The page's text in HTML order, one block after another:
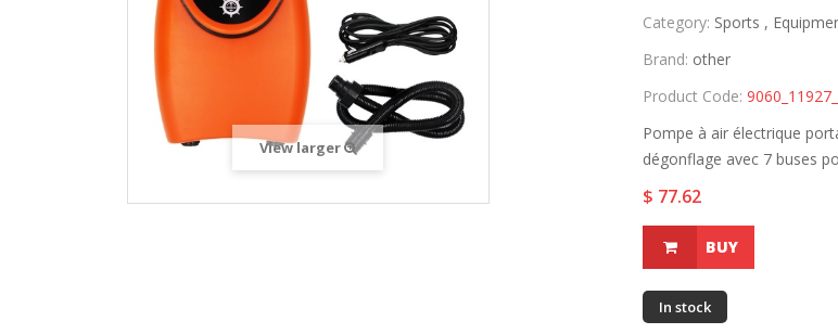
View larger
Category: Sports ,
Brand: other
Product Code:
Pompe à air électrique
dégonflage avec 7 buses
$ 77.62
BUY
In stock